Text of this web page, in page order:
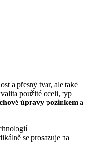
a přesný tvar, ale také
použité oceli, typ
úpravy pozinkem a
se prosazuje na